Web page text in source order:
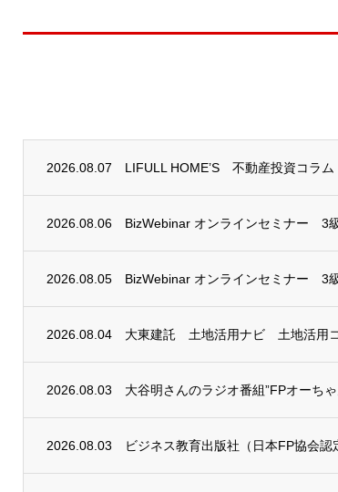
2026.08.07 LIFULL HOME’S 不動産投資コラ
2026.08.06 BizWebinar オンラインセミナー 3
2026.08.05 BizWebinar オンラインセミナー 3
2026.08.04 大東建託 土地活用ナビ 土地活用
2026.08.03 大谷明さんのラジオ番組”FPオーち
2026.08.03 ビジネス教育出版社（日本FP協会